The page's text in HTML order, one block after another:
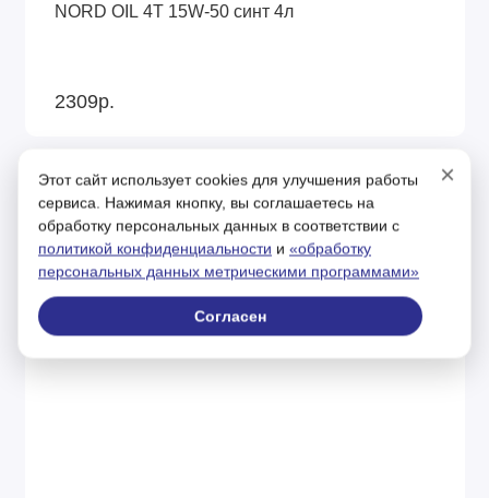
NORD OIL 4Т 15W-50 синт 4л
2309р.
×
Этот сайт использует cookies для улучшения работы
сервиса. Нажимая кнопку, вы соглашаетесь на
обработку персональных данных в соответствии с
политикой конфиденциальности и «обработку
персональных данных метрическими программами»
Согласен